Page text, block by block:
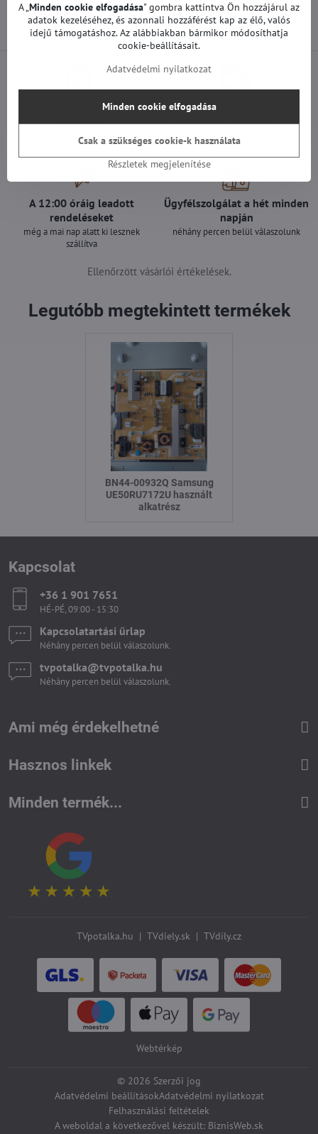
Előző termék Következő termék
Minden termékünket
teszteljük
100%-os működőképességet
garantálunk
Szállítás csak 1490 Ft
25 000 Ft felett ingyenes a szállítás
A 12:00 óráig leadott
rendeléseket
még a mai nap alatt ki lesznek
szállítva
Ügyfélszolgálat a hét minden
napján
néhány percen belül válaszolunk
Ellenőrzött vásárlói értékelések.
Legutóbb megtekintett termékek
BN44-00932Q Samsung
UE50RU7172U használt
alkatrész
Kapcsolat
+36 1 901 7651
HÉ-PÉ, 09:00 - 15:30
Kapcsolatartási űrlap
Néhány percen belül válaszolunk.
tvpotalka​@tvpotalka​.hu
Néhány percen belül válaszolunk.
Ami még érdekelhetné
Hasznos linkek
Minden termék...
TVpotalka.hu | TVdiely.sk | TVdíly.cz
Webtérkép
© 2026 Szerzői jog
Adatvédelmi beállításokAdatvédelmi nyilatkozat
Felhasználási feltételek
A weboldal a következővel készült: BiznisWeb.sk
A „Minden cookie elfogadása" gombra kattintva Ön hozzájárul az
adatok kezeléséhez, és azonnali hozzáférést kap az élő, valós
idejű támogatáshoz. Az alábbiakban bármikor módosíthatja
cookie-beállításait.
Adatvédelmi nyilatkozat
Részletek megjelenítése
Minden cookie elfogadása
Csak a szükséges cookie-k használata